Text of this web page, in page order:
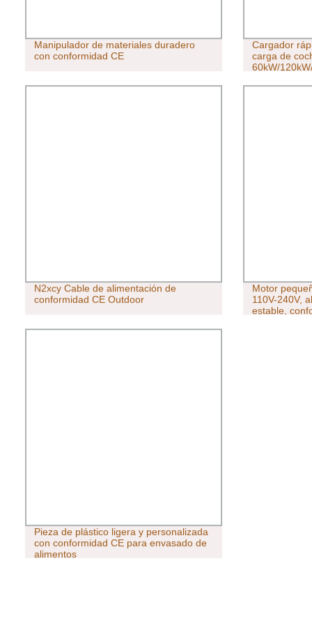
Manipulador de materiales duradero
con conformidad CE
Cargador
carga de
60kW/
N2xcy Cable de alimentación de
conformidad CE Outdoor
Motor
110V-240V,
estable,
Pieza de plástico ligera y personalizada
con conformidad CE para envasado de
alimentos